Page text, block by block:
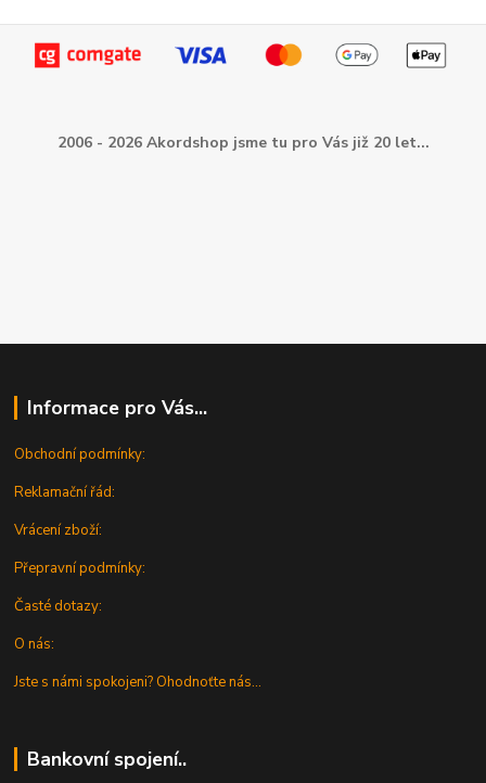
2006 - 2026 Akordshop jsme tu pro Vás již 20 let...
Informace pro Vás...
Obchodní podmínky:
Reklamační řád:
Vrácení zboží:
Přepravní podmínky:
Časté dotazy:
O nás:
Jste s námi spokojeni? Ohodnoťte nás...
Bankovní spojení..